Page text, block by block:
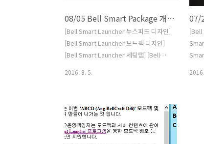
08/05 Bell Smart Package 개발현황 (#231 ~ #243)
[Bell Smart Launcher 뉴스피드 디자인]
[Bell Smart Launcher 모드팩 디자인]
[Bell Smart Launcher 세팅탭] [Bell
Smart Launcher 파란 유리 스킨] [Bell
Smart Launcher 게임 설치 폴더 탐색창]
[Bell Smart Server 서버 자동 재시작 카
2016. 8. 5.
[Bell